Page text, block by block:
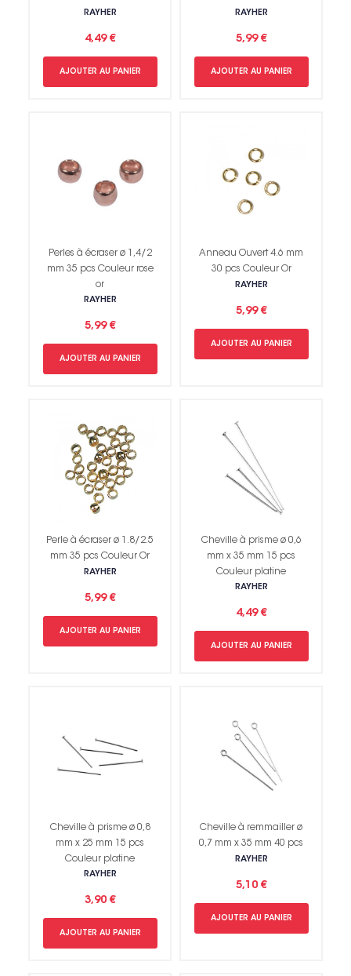
RAYHER
4,49 €
AJOUTER AU PANIER
RAYHER
5,99 €
AJOUTER AU PANIER
Perles à écraser ø 1,4/2
mm 35 pcs Couleur rose
or
RAYHER
5,99 €
AJOUTER AU PANIER
Anneau Ouvert 4.6 mm
30 pcs Couleur Or
RAYHER
5,99 €
AJOUTER AU PANIER
Perle à écraser ø 1.8/2.5
mm 35 pcs Couleur Or
RAYHER
5,99 €
AJOUTER AU PANIER
Cheville à prisme ø 0,6
mm x 35 mm 15 pcs
Couleur platine
RAYHER
4,49 €
AJOUTER AU PANIER
Cheville à prisme ø 0,8
mm x 25 mm 15 pcs
Couleur platine
RAYHER
3,90 €
AJOUTER AU PANIER
Cheville à remmailler ø
0,7 mm x 35 mm 40 pcs
RAYHER
5,10 €
AJOUTER AU PANIER